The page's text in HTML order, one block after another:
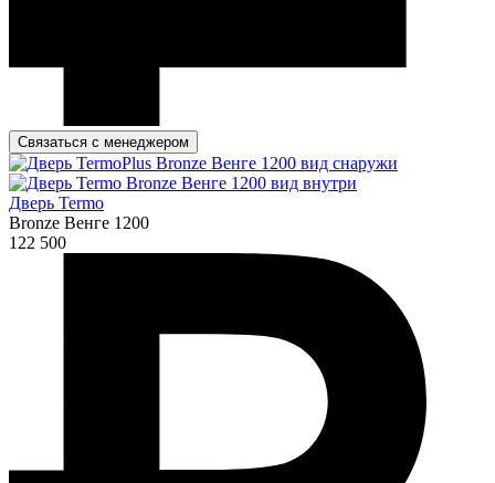
Связаться с менеджером
Дверь Termo
Bronze Венге 1200
122 500